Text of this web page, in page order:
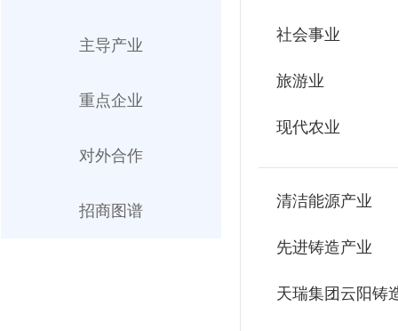
主导产业
重点企业
对外合作
招商图谱
社会事业
旅游业
现代农业
清洁能源产业
先进铸造产业
天瑞集团云阳铸